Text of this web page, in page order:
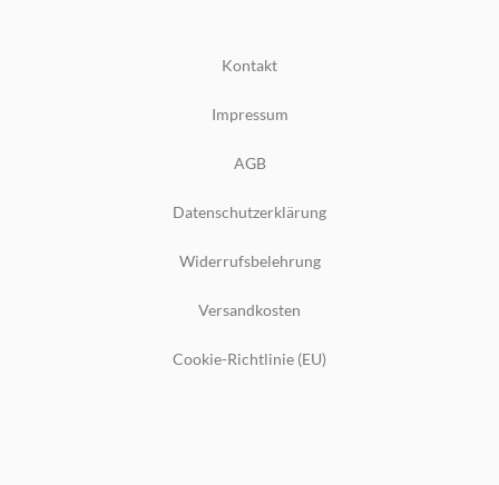
Kontakt
Impressum
AGB
Datenschutzerklärung
Widerrufsbelehrung
Versandkosten
Cookie-Richtlinie (EU)